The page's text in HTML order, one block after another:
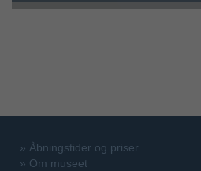
» Åbningstider og priser
» Om museet